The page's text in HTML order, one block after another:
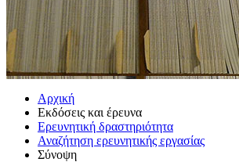
Αρχική
Εκδόσεις και έρευνα
Ερευνητική δραστηριότητα
Αναζήτηση ερευνητικής εργασίας
Σύνοψη